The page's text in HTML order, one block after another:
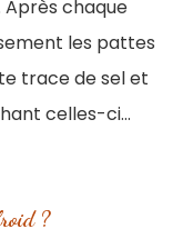
Après chaque
les pattes
trace de sel et
celles-ci...
?